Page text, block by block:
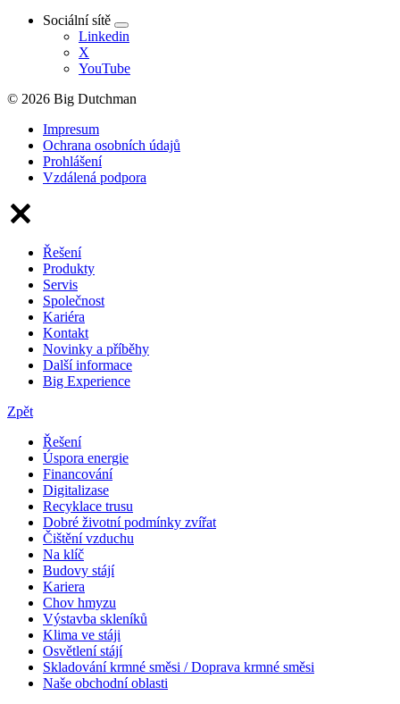
Sociální sítě
Linkedin
X
YouTube
© 2026 Big Dutchman
Impresum
Ochrana osobních údajů
Prohlášení
Vzdálená podpora
Řešení
Produkty
Servis
Společnost
Kariéra
Kontakt
Novinky a příběhy
Další informace
Big Experience
Zpět
Řešení
Úspora energie
Financování
Digitalizase
Recyklace trusu
Dobré životní podmínky zvířat
Čištění vzduchu
Na klíč
Budovy stájí
Kariera
Chov hmyzu
Výstavba skleníků
Klima ve stáji
Osvětlení stájí
Skladování krmné směsi / Doprava krmné směsi
Naše obchodní oblasti